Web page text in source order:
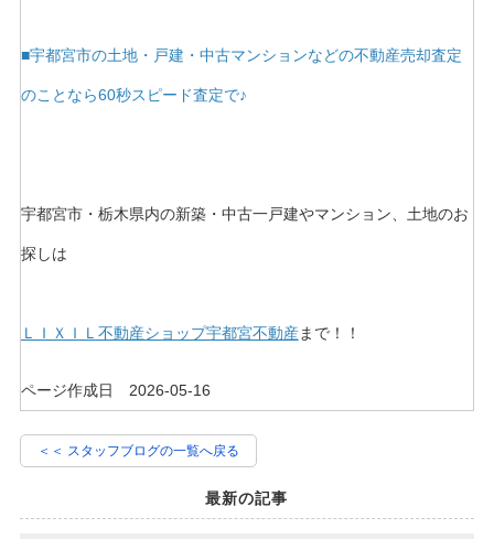
■宇都宮市の土地・戸建・中古マンションなどの不動産売却査定
のことなら60秒スピード査定で♪
宇都宮市・栃木県内の新築・中古一戸建やマンション、土地のお
探しは
ＬＩＸＩＬ不動産ショップ宇都宮不動産まで！！
ページ作成日 2026-05-16
＜＜ スタッフブログの一覧へ戻る
最新の記事